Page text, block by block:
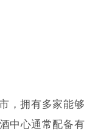
，拥有多家能够
中心通常配备有